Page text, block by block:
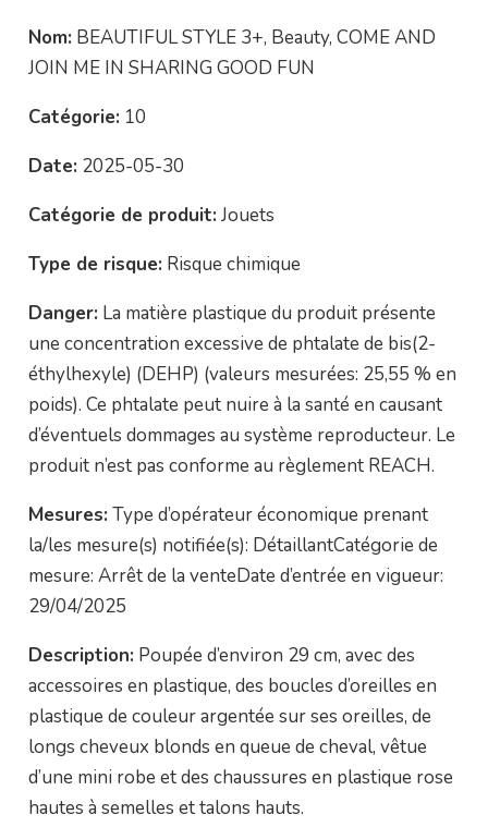
Nom: BEAUTIFUL STYLE 3+, Beauty, COME AND
JOIN ME IN SHARING GOOD FUN
Catégorie: 10
Date: 2025-05-30
Catégorie de produit: Jouets
Type de risque: Risque chimique
Danger: La matière plastique du produit présente
une concentration excessive de phtalate de bis(2-
éthylhexyle) (DEHP) (valeurs mesurées: 25,55 % en
poids). Ce phtalate peut nuire à la santé en causant
d’éventuels dommages au système reproducteur. Le
produit n’est pas conforme au règlement REACH.
Mesures: Type d’opérateur économique prenant
la/les mesure(s) notifiée(s): DétaillantCatégorie de
mesure: Arrêt de la venteDate d’entrée en vigueur:
29/04/2025
Description: Poupée d’environ 29 cm, avec des
accessoires en plastique, des boucles d’oreilles en
plastique de couleur argentée sur ses oreilles, de
longs cheveux blonds en queue de cheval, vêtue
d’une mini robe et des chaussures en plastique rose
hautes à semelles et talons hauts.